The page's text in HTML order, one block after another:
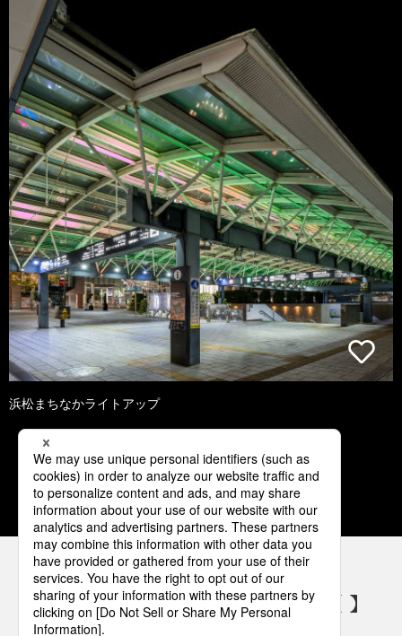
浜松まちなかライトアップ
1 2 3 4 5
パナソニックの電気設備 SNSアカウント